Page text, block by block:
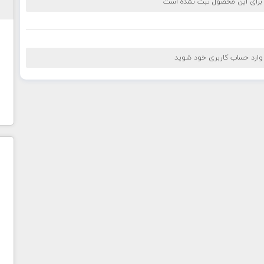
وارد حساب کاربری خود شوید